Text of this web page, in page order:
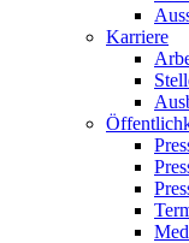
Karriere